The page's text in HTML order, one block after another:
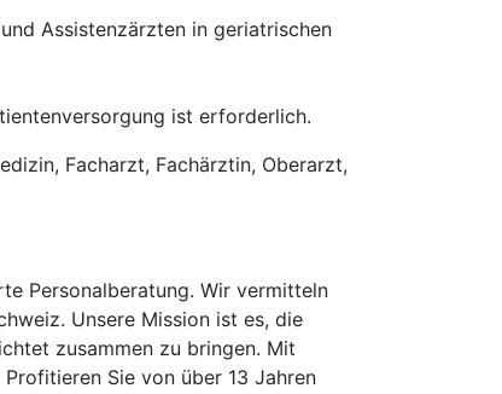
Assistenzärzten in geriatrischen
ist erforderlich.
Facharzt, Fachärztin, Oberarzt,
Personalberatung. Wir vermitteln
Unsere Mission ist es, die
zusammen zu bringen. Mit
Sie von über 13 Jahren